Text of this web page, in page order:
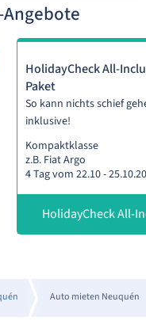
HolidayCheck All-
Paket
So kann nichts schief
inklusive!
Kompaktklasse
z.B. Fiat Argo
4 Tag vom 22.10 -
HolidayCheck All-
Auto mieten Neuquén